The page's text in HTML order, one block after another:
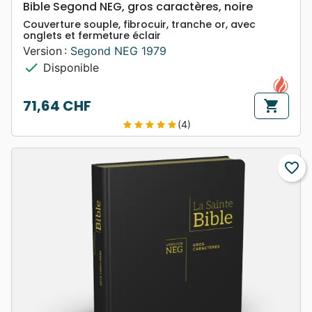
Bible Segond NEG, gros caractères, noire
Couverture souple, fibrocuir, tranche or, avec
onglets et fermeture éclair
Version : Segond NEG 1979
check Disponible
Prix
71,64 CHF shopping_cart
star star star star star(4)
favorite_border